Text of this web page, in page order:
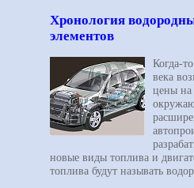
Хронология
элементов
Когда-
века
цены на
новые виды топлива и
топлива будут называть